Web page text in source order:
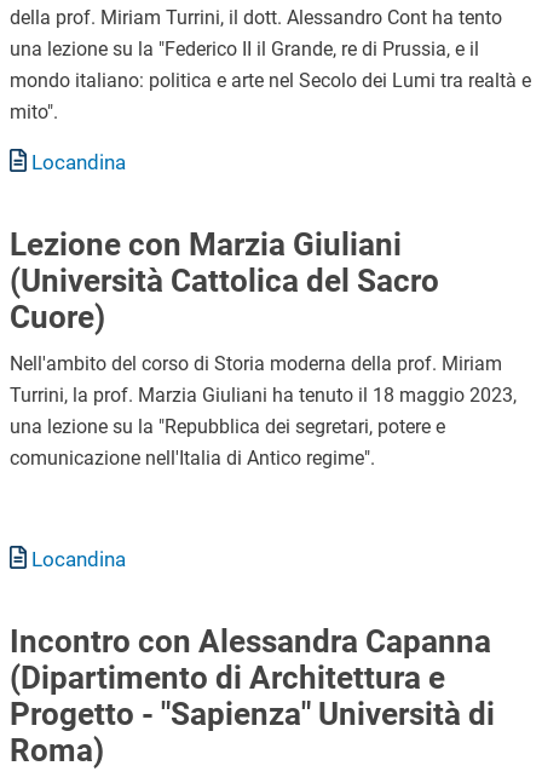
della prof. Miriam Turrini, il dott. Alessandro Cont ha tento
una lezione su la "Federico II il Grande, re di Prussia, e il
mondo italiano: politica e arte nel Secolo dei Lumi tra realtà e
mito".
Documento
Locandina
Lezione con Marzia Giuliani
(Università Cattolica del Sacro
Cuore)
Nell'ambito del corso di Storia moderna della prof. Miriam
Turrini, la prof. Marzia Giuliani ha tenuto il 18 maggio 2023,
una lezione su la "Repubblica dei segretari, potere e
comunicazione nell'Italia di Antico regime".
Documento
Locandina
Incontro con Alessandra Capanna
(Dipartimento di Architettura e
Progetto - "Sapienza" Università di
Roma)